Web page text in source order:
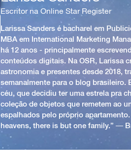
Escritor na Online Star Register
Larissa Sanders é bacharel em
MBA em International Marketing
há 12 anos - principalmente
conteúdos digitais. Na OSR, Larissa
astronomia e presentes desde 2018,
semanalmente para o blog brasileiro.
céu, que decidiu ter uma estrela pra
coleção de objetos que remetem ao
espalhados pelo próprio
heavens, there is but one family.” ―